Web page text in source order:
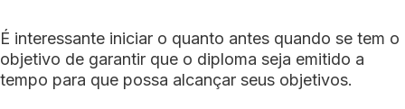
É interessante iniciar o quanto antes quando se tem o
objetivo de garantir que o diploma seja emitido a
tempo para que possa alcançar seus objetivos.